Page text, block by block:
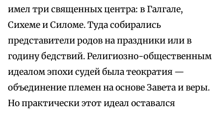
имел три священных центра: в Галгале,
Сихеме и Силоме. Туда собирались
представители родов на праздники или в
годину бедствий. Религиозно-общественным
идеалом эпохи судей была теократия —
объединение племен на основе Завета и веры.
Но практически этот идеал оставался